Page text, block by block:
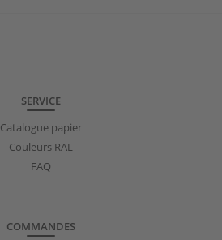
SERVICE
Catalogue papier
Couleurs RAL
FAQ
COMMANDES